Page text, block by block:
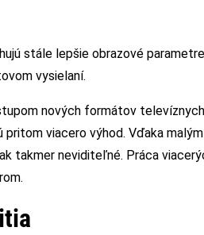
stále lepšie obrazové
vysielaní.
nových formátov
pritom viacero výhod. Vďaka
takmer neviditeľné. Práca